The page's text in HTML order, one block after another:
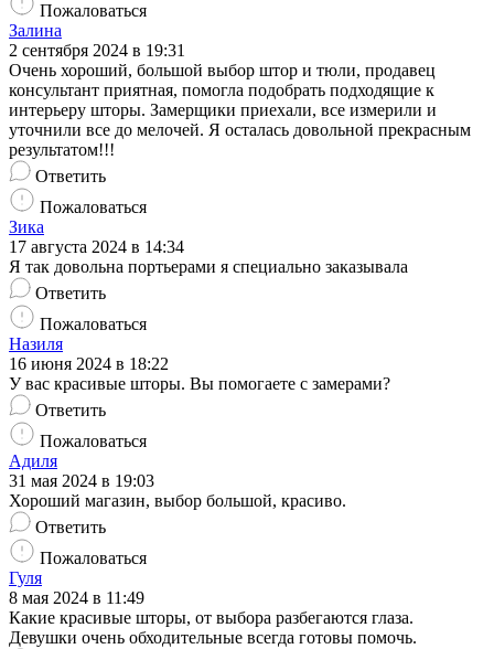
Пожаловаться
Залина
2 сентября 2024 в 19:31
Очень хороший, большой выбор штор и тюли, продавец
консультант приятная, помогла подобрать подходящие к
интерьеру шторы. Замерщики приехали, все измерили и
уточнили все до мелочей. Я осталась довольной прекрасным
результатом!!!
Ответить
Пожаловаться
Зика
17 августа 2024 в 14:34
Я так довольна портьерами я специально заказывала
Ответить
Пожаловаться
Назиля
16 июня 2024 в 18:22
У вас красивые шторы. Вы помогаете с замерами?
Ответить
Пожаловаться
Адиля
31 мая 2024 в 19:03
Хороший магазин, выбор большой, красиво.
Ответить
Пожаловаться
Гуля
8 мая 2024 в 11:49
Какие красивые шторы, от выбора разбегаются глаза.
Девушки очень обходительные всегда готовы помочь.